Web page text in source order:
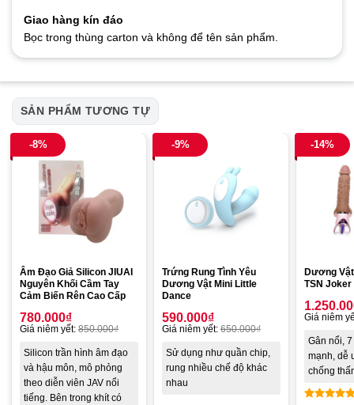
Giao hàng kín đáo
Bọc trong thùng carton và không để tên sản phẩm.
SẢN PHẨM TƯƠNG TỰ
-8%
Âm Đạo Giả Silicon JIUAI
Nguyên Khối Cầm Tay
Cảm Biến Rên Cao Cấp
780.000₫
Giá niêm yết: 850.000₫
Silicon trần hình âm đạo
và hậu môn, mô phỏng
theo diễn viên JAV nổi
tiếng. Bên trong khít có
-9%
Trứng Rung Tình Yêu
Dương Vật Mini Little
Dance
590.000₫
Giá niêm yết: 650.000₫
Sử dụng như quần chip,
rung nhiều chế độ khác
nhau
-14%
Dương
TSN Joker
Giá niêm
Gân nổi,
mạnh, dễ
chống